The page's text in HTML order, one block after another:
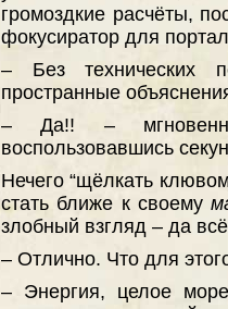
громоздкие расчёты,
фокусиратор для
– Без технических
пространные
– Да!! –
воспользовавшись
Нечего “щёлкать
стать ближе к своему
злобный взгляд – да
– Отлично. Что для
– Энергия, целое